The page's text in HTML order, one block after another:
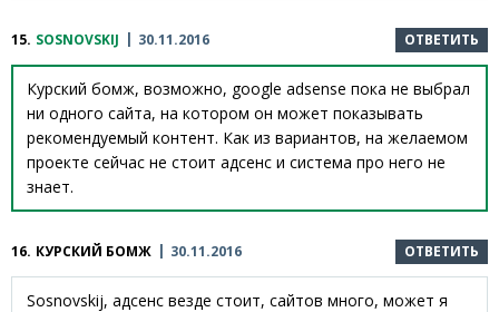
15. SOSNOVSKIJ 30.11.2016 ОТВЕТИТЬ
Курский бомж, возможно, google adsense пока не выбрал
ни одного сайта, на котором он может показывать
рекомендуемый контент. Как из вариантов, на желаемом
проекте сейчас не стоит адсенс и система про него не
знает.
16. КУРСКИЙ БОМЖ 30.11.2016 ОТВЕТИТЬ
Sosnovskij, адсенс везде стоит, сайтов много, может я